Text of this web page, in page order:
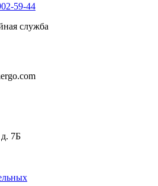
59-44
служба
д. 7Б